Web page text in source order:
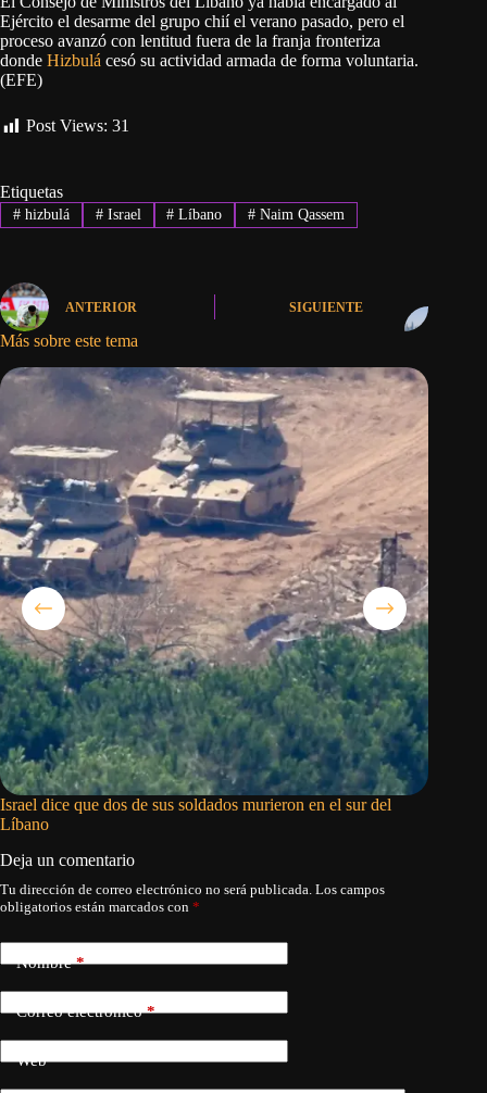
Ejército el desarme del grupo chií el verano pasado, pero el
proceso avanzó con lentitud fuera de la franja fronteriza
donde Hizbulá cesó su actividad armada de forma voluntaria.
(EFE)
Post Views: 31
Etiquetas
#hizbulá #Israel # Líbano # Naim Qassem
ANTERIOR SIGUIENTE
Más sobre este tema
Israel dice que dos de sus soldados murieron en el sur del
Líbano
Deja un comentario
Tu dirección de correo electrónico no será publicada. Los campos
obligatorios están marcados con *
Nombre*
Correo electrónico*
Web